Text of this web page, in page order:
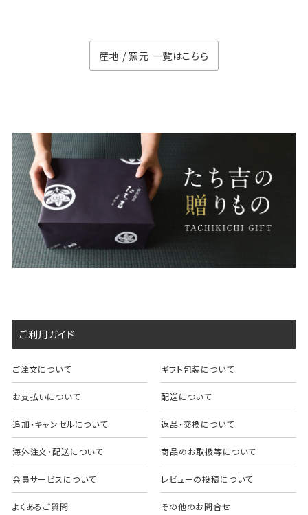
産地 / 窯元 一覧はこちら
ご利用ガイド
ご注文について ギフト包装について
お支払いについて 配送について
追加・キャンセルについて 返品・交換について
海外注文・配送について 商品のお取扱等について
会員サービスについて レビューの投稿について
よくあるご質問 その他のお問合せ